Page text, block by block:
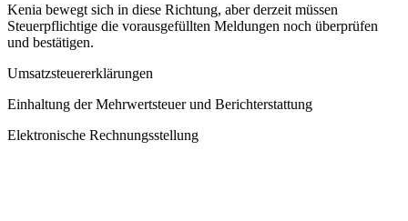
Kenia bewegt sich in diese Richtung, aber derzeit müssen
Steuerpflichtige die vorausgefüllten Meldungen noch überprüfen
und bestätigen.
Umsatzsteuererklärungen
Einhaltung der Mehrwertsteuer und Berichterstattung
Elektronische Rechnungsstellung